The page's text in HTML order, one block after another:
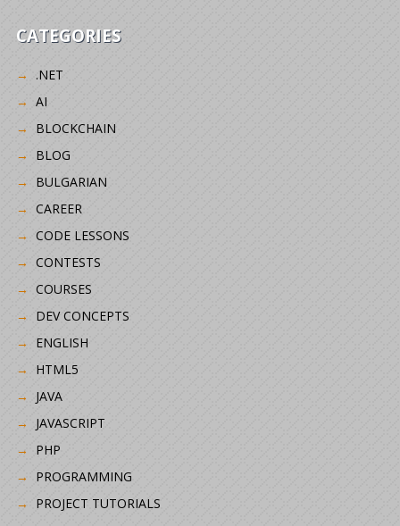
CATEGORIES
.NET
AI
BLOCKCHAIN
BLOG
BULGARIAN
CAREER
CODE LESSONS
CONTESTS
COURSES
DEV CONCEPTS
ENGLISH
HTML5
JAVA
JAVASCRIPT
PHP
PROGRAMMING
PROJECT TUTORIALS